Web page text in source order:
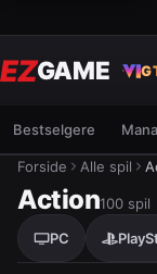
EZGAME
Bestselgere
Forside Alle spil
Action100 spil
PC